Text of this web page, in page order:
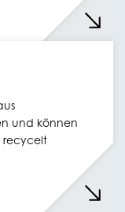
und können
recycelt